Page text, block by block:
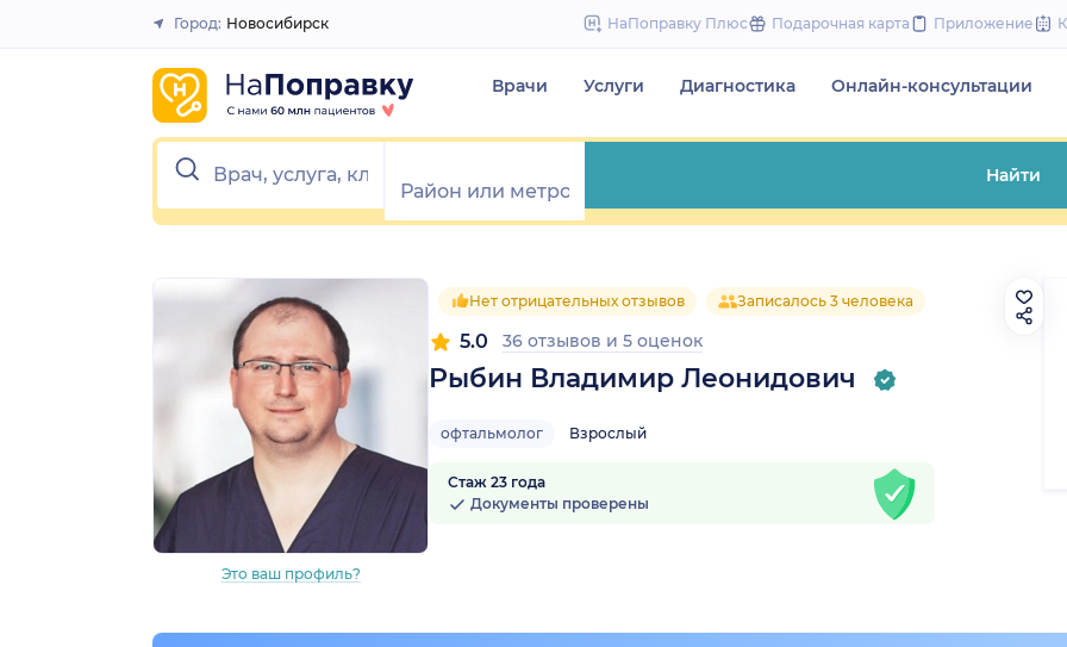
to
Закрыть
Город: Новосибирск НаПоправку Плюс Подарочная карта Приложение
Врачи Услуги Диагностика Онлайн-консультации
Найти
Это ваш профиль?
Нет отрицательных отзывов Записалось 3 человека
Рыбин Владимир Леонидович
5.0 36 отзывов и 5 оценок
офтальмолог Взрослый
Стаж 23 года
Документы проверены